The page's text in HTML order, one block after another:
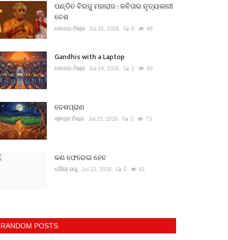
ପଣ୍ଡିତ ବିରଜୁ ମହାରାଜ : କବିତାର ନୃତ୍ୟକାରୀ
ବେଶ
କେଦାର ମିଶ୍ର Jul 26, 2026 0 46
Gandhis with a Laptop
କେଦାର ମିଶ୍ର Jul 24, 2026 1 90
ଦେଶପ୍ରାଣ
ସ୍ଵପ୍ନା ମିଶ୍ର Jul 23, 2026 0 73
କଣ ଫେରେଇ ହେବ
ଗୌରୀ ସାହୁ Jul 22, 2026 0 81
RANDOM POSTS